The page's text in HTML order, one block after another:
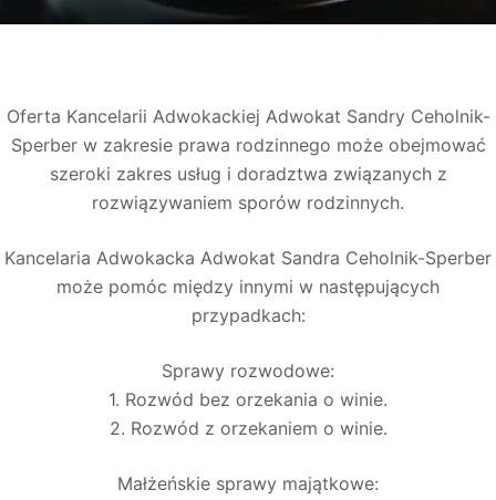
Oferta Kancelarii Adwokackiej Adwokat Sandry Ceholnik-
Sperber w zakresie prawa rodzinnego może obejmować
szeroki zakres usług i doradztwa związanych z
rozwiązywaniem sporów rodzinnych.
Kancelaria Adwokacka Adwokat Sandra Ceholnik-Sperber
może pomóc między innymi w następujących
przypadkach:
Sprawy rozwodowe:
1. Rozwód bez orzekania o winie.
2. Rozwód z orzekaniem o winie.
Małżeńskie sprawy majątkowe: